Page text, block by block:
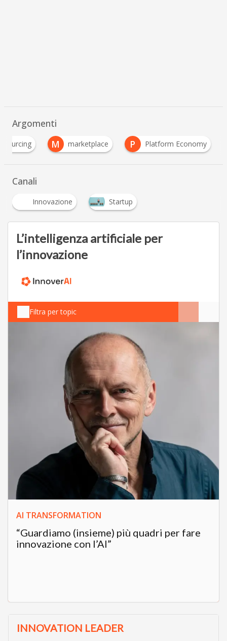
Argomenti
M marketplace P Platform Economy
Canali
Innovazione Startup
L’intelligenza artificiale per
l’innovazione
Filtra per topic
AI TRANSFORMATION
“Guardiamo (insieme) più quadri per fare
innovazione con l’AI”
INNOVATION LEADER